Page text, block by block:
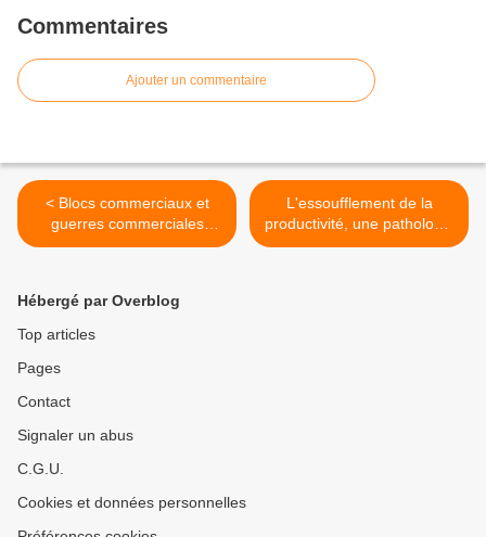
Commentaires
Ajouter un commentaire
< Blocs commerciaux et
guerres commerciales
durant l’entre-deux-guerres
L'essoufflement de la
productivité, une pathologie
transatlantique ? >
Hébergé par Overblog
Top articles
Pages
Contact
Signaler un abus
C.G.U.
Cookies et données personnelles